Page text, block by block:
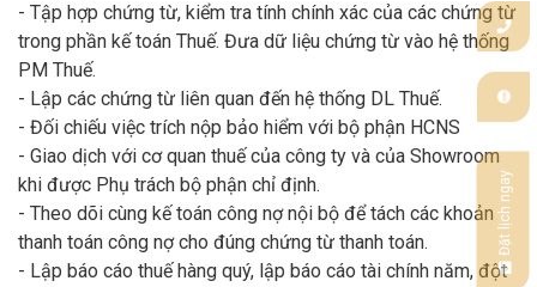
Đặt lịch ngay
- Tập hợp chứng từ, kiểm tra tính chính xác của các chứng từ
trong phần kế toán Thuế. Đưa dữ liệu chứng từ vào hệ thống
PM Thuế.
- Lập các chứng từ liên quan đến hệ thống DL Thuế.
- Đối chiếu việc trích nộp bảo hiểm với bộ phận HCNS
- Giao dịch với cơ quan thuế của công ty và của Showroom
khi được Phụ trách bộ phận chỉ định.
- Theo dõi cùng kế toán công nợ nội bộ để tách các khoản
thanh toán công nợ cho đúng chứng từ thanh toán.
- Lập báo cáo thuế hàng quý, lập báo cáo tài chính năm, đột